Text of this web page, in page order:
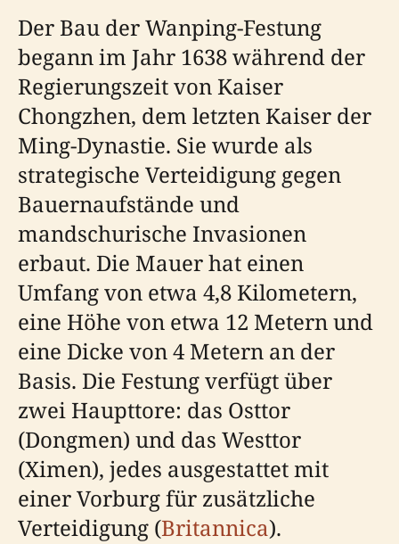
Der Bau der Wanping-Festung
begann im Jahr 1638 während der
Regierungszeit von Kaiser
Chongzhen, dem letzten Kaiser der
Ming-Dynastie. Sie wurde als
strategische Verteidigung gegen
Bauernaufstände und
mandschurische Invasionen
erbaut. Die Mauer hat einen
Umfang von etwa 4,8 Kilometern,
eine Höhe von etwa 12 Metern und
eine Dicke von 4 Metern an der
Basis. Die Festung verfügt über
zwei Haupttore: das Osttor
(Dongmen) und das Westtor
(Ximen), jedes ausgestattet mit
einer Vorburg für zusätzliche
Verteidigung (Britannica).